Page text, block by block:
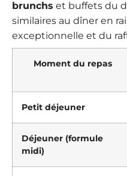
brunchs et buffets du
similaires au dîner en
exceptionnelle et du
Moment du repas
Petit déjeuner
Déjeuner (formule
midi)